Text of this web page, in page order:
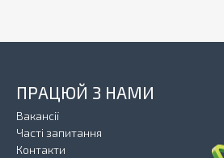
ПРАЦЮЙ З НАМИ
Вакансії
Часті запитання
Контакти